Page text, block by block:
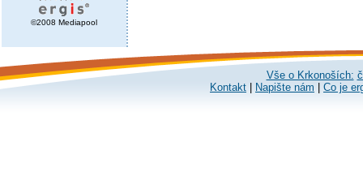
©2008 Mediapool
Vše o Krkonoších:
Kontakt
Napište nám Co je